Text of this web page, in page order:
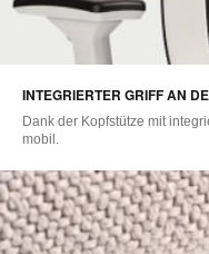
INTEGRIERTER GRIFF AN
Dank der Kopfstütze mit
mobil.